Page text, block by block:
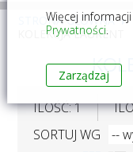
STRONA GŁÓWNA
KOLEKCJA LAURENT
ILOŚĆ: 1
SORTUJ WG
Więcej
Prywatności.
Zarządzaj